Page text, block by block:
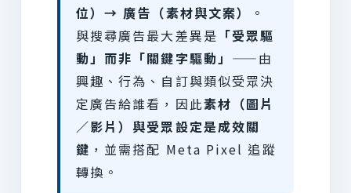
位）→ 廣告（素材與文案）
。
與搜尋廣告最大差異是 「受眾驅
動」而非「關鍵字驅動」 ——由
興趣、行為、自訂與類似受眾決
定廣告給誰看，因此素材（圖片
／影片）與受眾設定是成效關
鍵 ，並需搭配 Meta Pixel 追蹤
轉換。